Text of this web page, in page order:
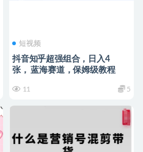
短视频
抖音知乎超强组合，日入4
张， 蓝海赛道，保姆级教程
11 5